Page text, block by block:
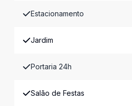
Estacionamento
Jardim
Portaria 24h
Salão de Festas